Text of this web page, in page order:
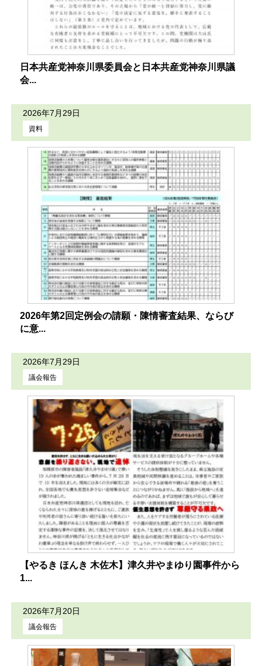
日本共産党神奈川県委員会と日本共産党神奈川県議
会...
2026年7月29日
資料
2026年第2回定例会の請願・陳情審査結果、ならび
に意...
2026年7月29日
議会報告
【やるき ほんき 木佐木】津久井やまゆり園事件から
1...
2026年7月20日
議会報告